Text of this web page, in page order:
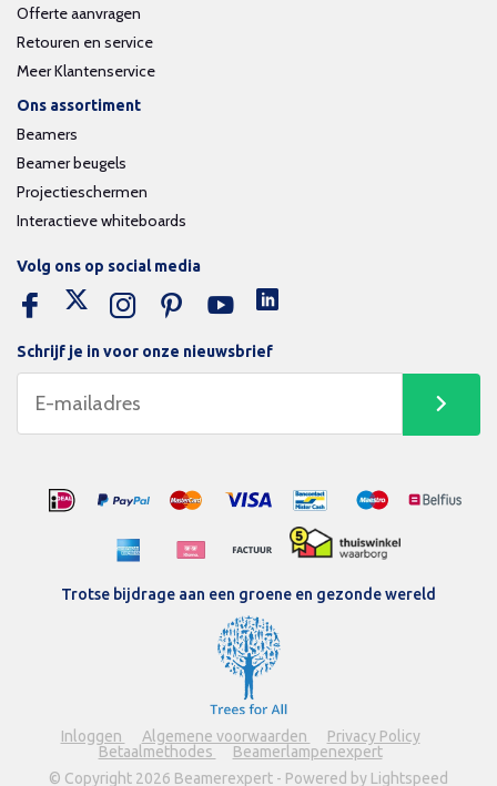
Offerte aanvragen
Retouren en service
Meer Klantenservice
Ons assortiment
Beamers
Beamer beugels
Projectieschermen
Interactieve whiteboards
Schrijf je in voor onze nieuwsbrief
Volg ons op social media
Trotse bijdrage aan een groene en gezonde wereld
Inloggen Algemene voorwaarden
Privacy Policy
Betaalmethodes
Beamerlampenexpert
© Copyright 2026 Beamerexpert - Powered by Lightspeed